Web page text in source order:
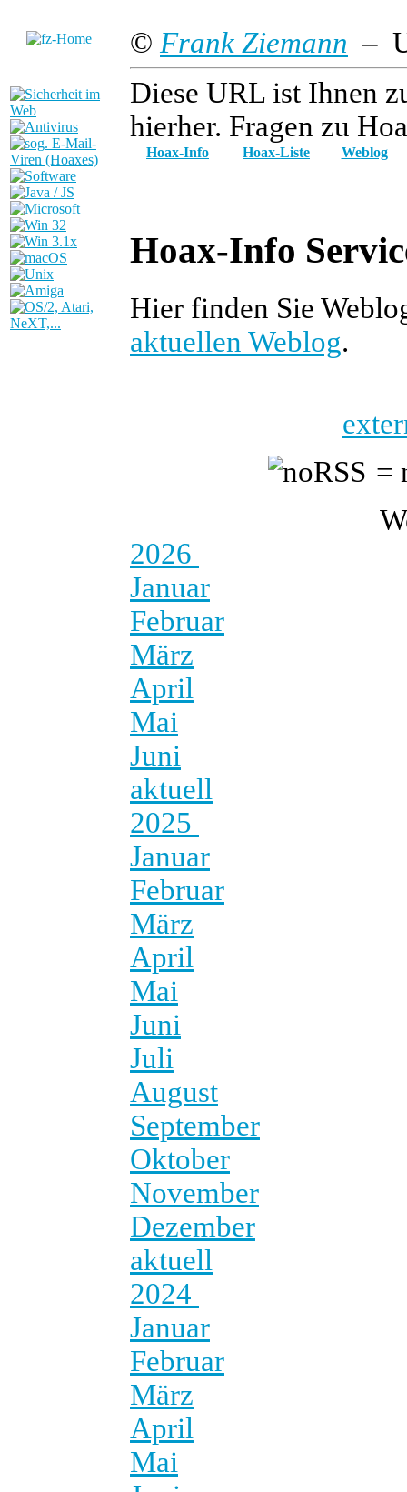
© Frank Ziemann –
Diese URL ist Ihnen
hierher. Fragen zu
Hoax-Info Hoax-Liste Weblog
Hoax-Info
Hier finden Sie
aktuellen Weblog.
=
2026
Januar
Februar
März
April
Mai
Juni
aktuell
2025
Januar
Februar
März
April
Mai
Juni
Juli
August
September
Oktober
November
Dezember
aktuell
2024
Januar
Februar
März
April
Mai